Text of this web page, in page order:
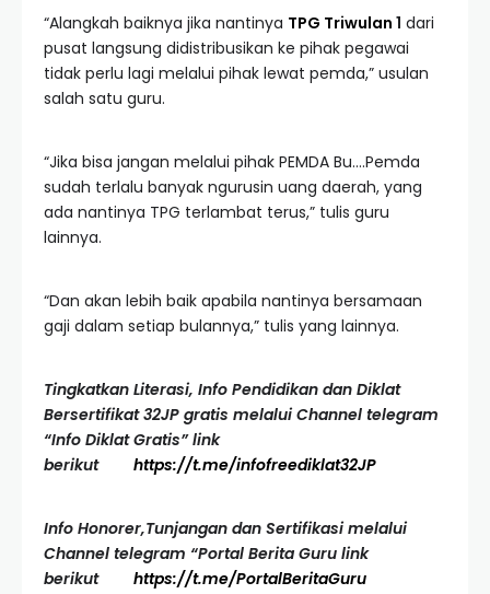
“Alangkah baiknya jika nantinya TPG Triwulan 1 dari
pusat langsung didistribusikan ke pihak pegawai
tidak perlu lagi melalui pihak lewat pemda,” usulan
salah satu guru.
“Jika bisa jangan melalui pihak PEMDA Bu….Pemda
sudah terlalu banyak ngurusin uang daerah, yang
ada nantinya TPG terlambat terus,” tulis guru
lainnya.
“Dan akan lebih baik apabila nantinya bersamaan
gaji dalam setiap bulannya,” tulis yang lainnya.
Tingkatkan Literasi, Info Pendidikan dan Diklat
Bersertifikat 32JP gratis melalui Channel telegram
“Info Diklat Gratis” link
berikut https://t.me/infofreediklat32JP
Info Honorer,Tunjangan dan Sertifikasi melalui
Channel telegram “Portal Berita Guru link
berikut https://t.me/PortalBeritaGuru